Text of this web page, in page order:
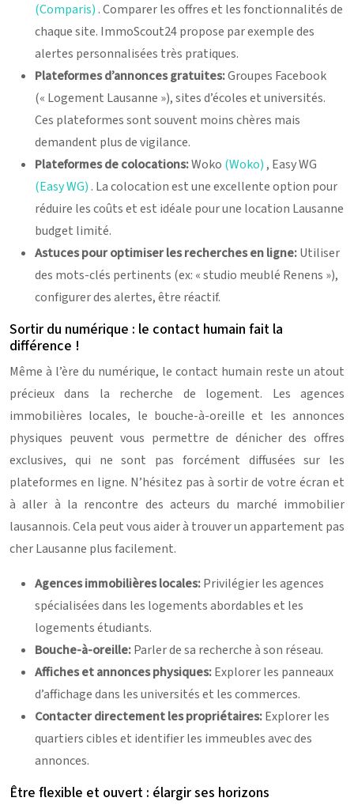
(Comparis) . Comparer les offres et les fonctionnalités de
chaque site. ImmoScout24 propose par exemple des
alertes personnalisées très pratiques.
Plateformes d’annonces gratuites:Groupes Facebook
(« Logement Lausanne »), sites d’écoles et universités.
Ces plateformes sont souvent moins chères mais
demandent plus de vigilance.
Plateformes de colocations:Woko (Woko) , Easy WG
(Easy WG) . La colocation est une excellente option pour
réduire les coûts et est idéale pour une location Lausanne
budget limité.
Astuces pour optimiser les recherches en ligne:Utiliser
des mots-clés pertinents (ex: « studio meublé Renens »),
configurer des alertes, être réactif.
Sortir du numérique : le contact humain fait la
différence !
Même à l’ère du numérique, le contact humain reste un atout
précieux dans la recherche de logement. Les agences
immobilières locales, le bouche-à-oreille et les annonces
physiques peuvent vous permettre de dénicher des offres
exclusives, qui ne sont pas forcément diffusées sur les
plateformes en ligne. N’hésitez pas à sortir de votre écran et
à aller à la rencontre des acteurs du marché immobilier
lausannois. Cela peut vous aider à trouver un appartement pas
cher Lausanne plus facilement.
Agences immobilières locales:Privilégier les agences
spécialisées dans les logements abordables et les
logements étudiants.
Bouche-à-oreille:Parler de sa recherche à son réseau.
Affiches et annonces physiques:Explorer les panneaux
d’affichage dans les universités et les commerces.
Contacter directement les propriétaires:Explorer les
quartiers cibles et identifier les immeubles avec des
annonces.
Être flexible et ouvert : élargir ses horizons